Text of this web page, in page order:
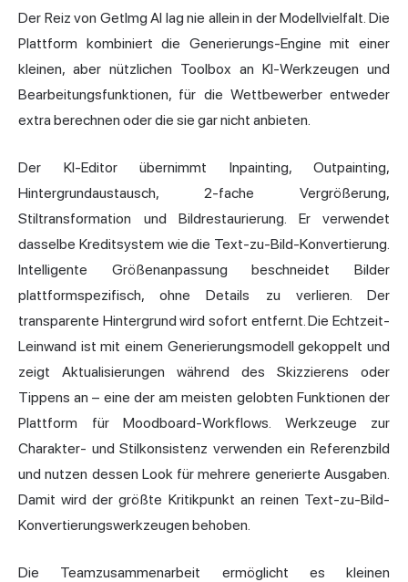
Der Reiz von GetImg AI lag nie allein in der Modellvielfalt. Die
Plattform kombiniert die Generierungs-Engine mit einer
kleinen, aber nützlichen Toolbox an KI-Werkzeugen und
Bearbeitungsfunktionen, für die Wettbewerber entweder
extra berechnen oder die sie gar nicht anbieten.
Der KI-Editor übernimmt Inpainting, Outpainting,
Hintergrundaustausch, 2-fache Vergrößerung,
Stiltransformation und Bildrestaurierung. Er verwendet
dasselbe Kreditsystem wie die Text-zu-Bild-Konvertierung.
Intelligente Größenanpassung beschneidet Bilder
plattformspezifisch, ohne Details zu verlieren. Der
transparente Hintergrund wird sofort entfernt. Die Echtzeit-
Leinwand ist mit einem Generierungsmodell gekoppelt und
zeigt Aktualisierungen während des Skizzierens oder
Tippens an – eine der am meisten gelobten Funktionen der
Plattform für Moodboard-Workflows. Werkzeuge zur
Charakter- und Stilkonsistenz verwenden ein Referenzbild
und nutzen dessen Look für mehrere generierte Ausgaben.
Damit wird der größte Kritikpunkt an reinen Text-zu-Bild-
Konvertierungswerkzeugen behoben.
Die Teamzusammenarbeit ermöglicht es kleinen